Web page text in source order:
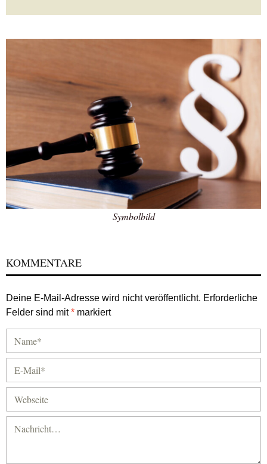
Symbolbild
KOMMENTARE
Deine E-Mail-Adresse wird nicht veröffentlicht. Erforderliche
Felder sind mit* markiert